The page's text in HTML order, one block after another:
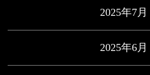
2025年7月
2025年6月